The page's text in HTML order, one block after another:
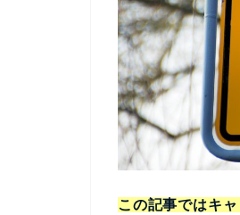
この記事ではキ